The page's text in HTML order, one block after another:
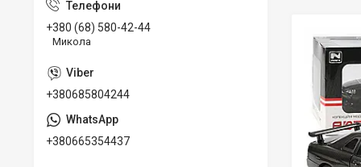
+380 (68) 580-42-44
Микола
+380685804244
+380665354437